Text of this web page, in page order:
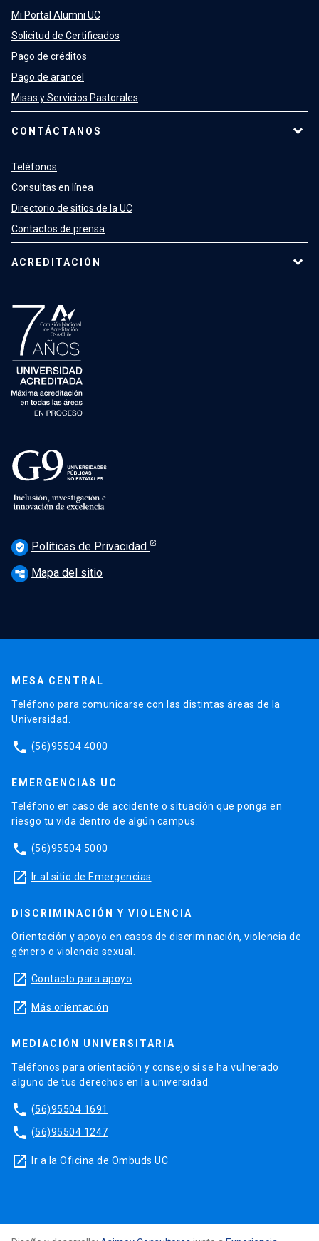
Mi Portal Alumni UC
Solicitud de Certificados
Pago de créditos
Pago de arancel
Misas y Servicios Pastorales
CONTÁCTANOS
Teléfonos
Consultas en línea
Directorio de sitios de la UC
Contactos de prensa
ACREDITACIÓN
verified_user Políticas de Privacidad
account_tree Mapa del sitio
MESA CENTRAL
Teléfono para comunicarse con las distintas áreas de la
Universidad.
phone (56)95504 4000
EMERGENCIAS UC
Teléfono en caso de accidente o situación que ponga en
riesgo tu vida dentro de algún campus.
phone (56)95504 5000
launch Ir al sitio de Emergencias
DISCRIMINACIÓN Y VIOLENCIA
Orientación y apoyo en casos de discriminación, violencia de
género o violencia sexual.
launch Contacto para apoyo
launch Más orientación
MEDIACIÓN UNIVERSITARIA
Teléfonos para orientación y consejo si se ha vulnerado
alguno de tus derechos en la universidad.
phone (56)95504 1691
phone (56)95504 1247
launch Ir a la Oficina de Ombuds UC